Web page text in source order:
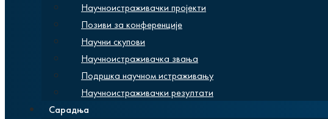
Научноистраживачки пројекти
Позиви за конференције
Научни скупови
Научноистраживачка звања
Подршка научном истраживању
Научноистраживачки резултати
Сарадња